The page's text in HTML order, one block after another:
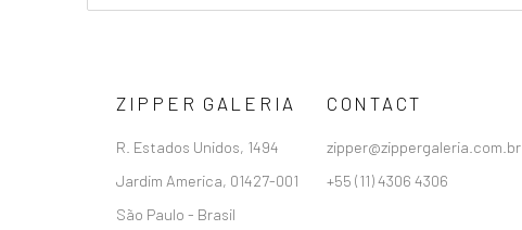
ZIPPER GALERIA
R. Estados Unidos, 1494
Jardim America, 01427-001
São Paulo - Brasil
CONTACT
zipper@zippergaleria.com.br
+55 (11) 4306 4306